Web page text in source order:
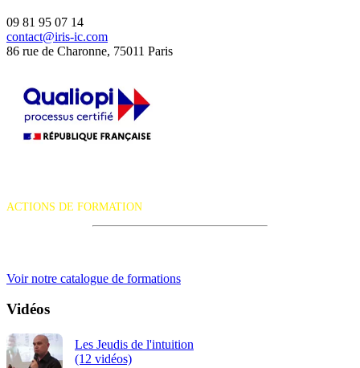
09 81 95 07 14
contact@iris-ic.com
86 rue de Charonne, 75011 Paris
ACTIONS DE FORMATION
Voir notre catalogue de formations
Vidéos
Les Jeudis de l'intuition
(12 vidéos)